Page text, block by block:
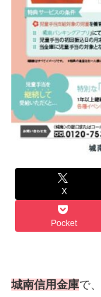
X
Pocket
城南信用金庫で、